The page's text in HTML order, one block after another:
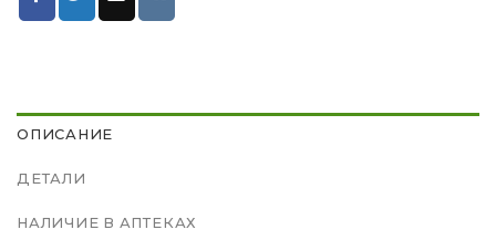
ОПИСАНИЕ
ДЕТАЛИ
НАЛИЧИЕ В АПТЕКАХ